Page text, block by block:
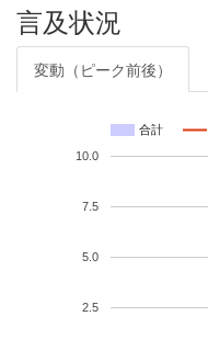
言及状況
変動（ピーク前後）
合計
2.5
5.0
7.5
10.0